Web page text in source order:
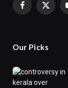
Facebook
X
Our Picks